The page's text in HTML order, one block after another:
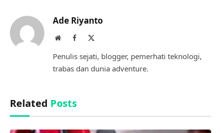
Ade Riyanto
WebsiteFacebook
Penulis sejati, blogger, pemerhati teknologi,
trabas dan dunia adventure.
Related Posts